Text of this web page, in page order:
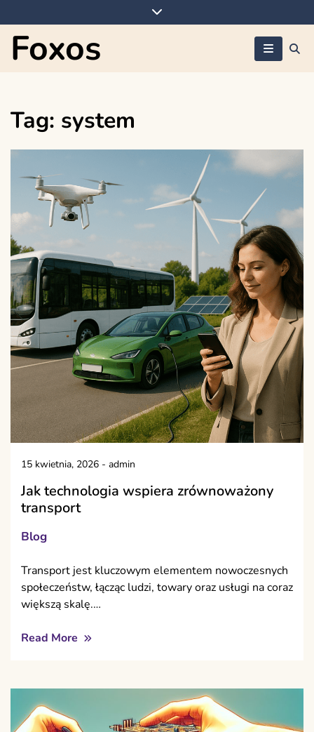
to
content
Foxos
Tag: system
15 kwietnia, 2026 - admin
Jak technologia wspiera zrównoważony
transport
Blog
Transport jest kluczowym elementem nowoczesnych
społeczeństw, łącząc ludzi, towary oraz usługi na coraz
większą skalę.…
Read More